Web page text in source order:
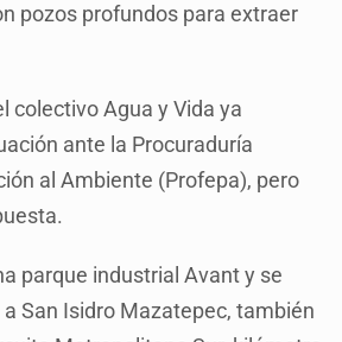
pozos profundos para extraer
colectivo Agua y Vida ya
ante la Procuraduría
al Ambiente (Profepa), pero
parque industrial Avant y se
San Isidro Mazatepec, también